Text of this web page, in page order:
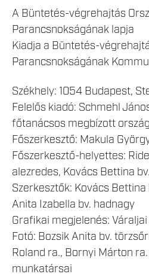
A Büntetés-végrehajtás
Parancsnokságának lapja
Kiadja a Büntetés-
Parancsnokságának
Székhely: 1054 Budapest,
Felelős kiadó: Schmehl
főtanácsos megbízott
Főszerkesztő: Makula
Főszerkesztő-helyettes:
alezredes, Kovács Bettina
Szerkesztők: Kovács
Anita Izabella bv. hadnagy
Grafikai megjelenés:
Fotó: Bozsik Anita bv.
Roland ra., Bornyi Márton
munkatársai